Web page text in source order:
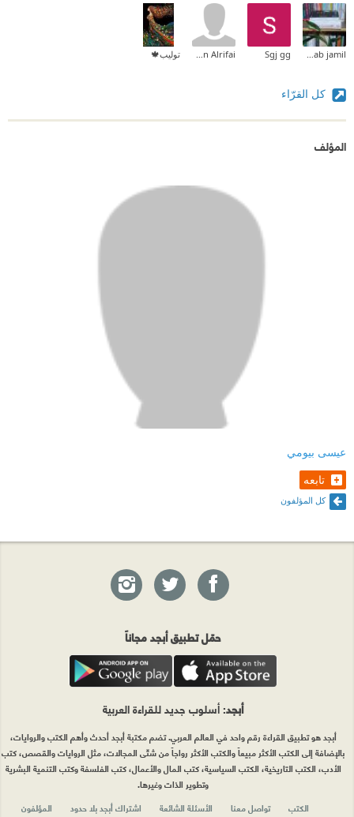
Sgj gg توليب🍁
كل القرّاء
المؤلف
عيسى بيومي
تابعه
كل المؤلفون
حمّل تطبيق أبجد مجاناً
أبجد: أسلوب جديد للقراءة العربية
أبجد هو تطبيق القراءة رقم واحد في العالم العربي. تضم مكتبة أبجد أحدث وأهم الكتب والروايات،
بالإضافة إلى الكتب الأكثر مبيعاً والكتب الأكثر رواجاً من شتّى المجالات، مثل الروايات والقصص، كتب
الأدب، الكتب التاريخية، الكتب السياسية، كتب المال والأعمال، كتب الفلسفة وكتب التنمية البشرية
وتطوير الذات وغيرها.
الكتب
تواصل معنا الأسئلة الشائعة اشتراك أبجد بلا حدود المؤلفون